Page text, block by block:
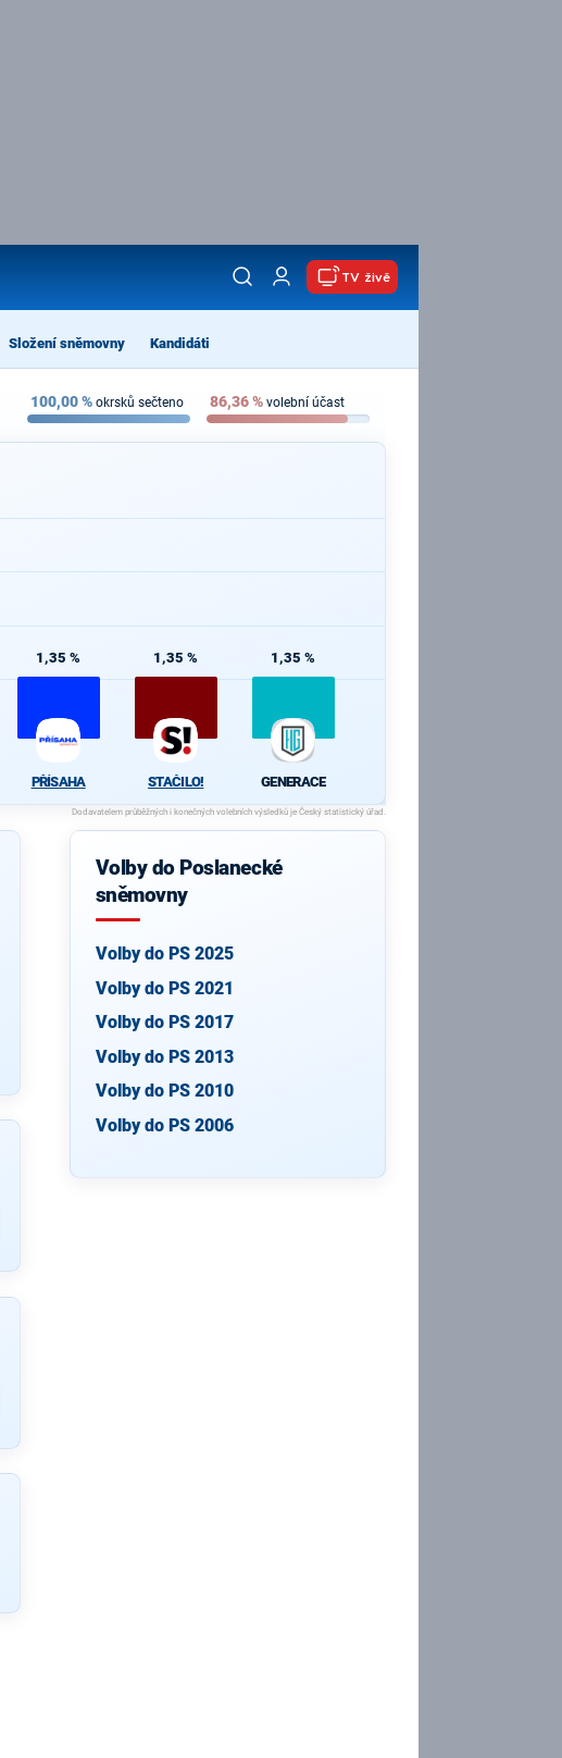
TV živě
Složení sněmovny Kandidáti
100,00% okrsků sečteno 86,36% volební účast
1,35 %
PŘÍSAHA
1,35 %
STAČILO!
1,35 %
GENERACE
Volby do Poslanecké
sněmovny
Volby do PS 2025
Volby do PS 2021
Volby do PS 2017
Volby do PS 2013
Volby do PS 2010
Volby do PS 2006